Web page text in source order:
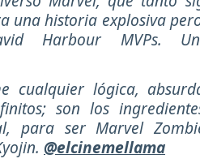
una historia explosiva
Harbour MVPs.
cualquier lógica,
son los
para ser Marvel
@elcinemellama